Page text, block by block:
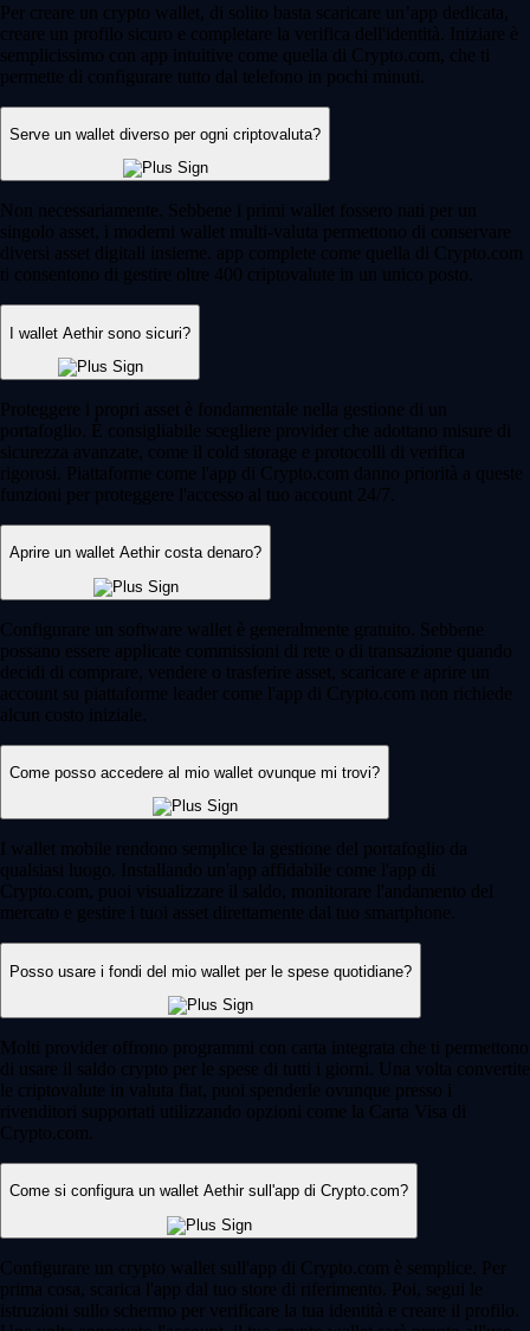
Per creare un crypto wallet, di solito basta scaricare un’app dedicata,
creare un profilo sicuro e completare la verifica dell'identità. Iniziare è
semplicissimo con app intuitive come quella di Crypto.com, che ti
permette di configurare tutto dal telefono in pochi minuti.
Serve un wallet diverso per ogni criptovaluta?
Non necessariamente. Sebbene i primi wallet fossero nati per un
singolo asset, i moderni wallet multi-valuta permettono di conservare
diversi asset digitali insieme. app complete come quella di Crypto.com
ti consentono di gestire oltre 400 criptovalute in un unico posto.
I wallet Aethir sono sicuri?
Proteggere i propri asset è fondamentale nella gestione di un
portafoglio. È consigliabile scegliere provider che adottano misure di
sicurezza avanzate, come il cold storage e protocolli di verifica
rigorosi. Piattaforme come l'app di Crypto.com danno priorità a queste
funzioni per proteggere l'accesso al tuo account 24/7.
Aprire un wallet Aethir costa denaro?
Configurare un software wallet è generalmente gratuito. Sebbene
possano essere applicate commissioni di rete o di transazione quando
decidi di comprare, vendere o trasferire asset, scaricare e aprire un
account su piattaforme leader come l'app di Crypto.com non richiede
alcun costo iniziale.
Come posso accedere al mio wallet ovunque mi trovi?
I wallet mobile rendono semplice la gestione del portafoglio da
qualsiasi luogo. Installando un'app affidabile come l'app di
Crypto.com, puoi visualizzare il saldo, monitorare l'andamento del
mercato e gestire i tuoi asset direttamente dal tuo smartphone.
Posso usare i fondi del mio wallet per le spese quotidiane?
Molti provider offrono programmi con carta integrata che ti permettono
di usare il saldo crypto per le spese di tutti i giorni. Una volta convertite
le criptovalute in valuta fiat, puoi spenderle ovunque presso i
rivenditori supportati utilizzando opzioni come la Carta Visa di
Crypto.com.
Come si configura un wallet Aethir sull'app di Crypto.com?
Configurare un crypto wallet sull'app di Crypto.com è semplice. Per
prima cosa, scarica l'app dal tuo store di riferimento. Poi, segui le
istruzioni sullo schermo per verificare la tua identità e creare il profilo.